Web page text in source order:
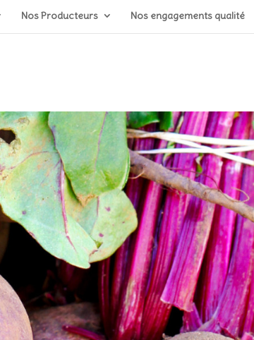
Nos Producteurs Nos engagements qualité
Recherche
de
produits